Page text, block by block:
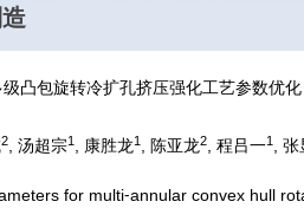
凸包旋转冷扩孔挤压强化工艺参数优化
2, 汤超宗1 , 康胜龙1 , 陈亚龙2, 程吕一1 , 张
for multi⁃annular convex hull